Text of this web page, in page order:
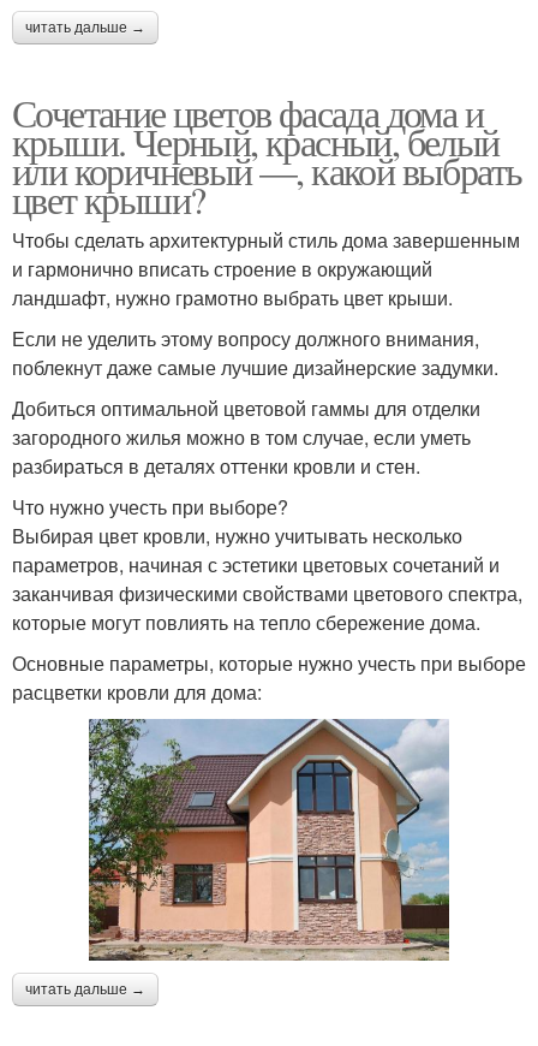
читать дальше →
Сочетание цветов фасада дома и
крыши. Черный, красный, белый
или коричневый —, какой выбрать
цвет крыши?
Чтобы сделать архитектурный стиль дома завершенным
и гармонично вписать строение в окружающий
ландшафт, нужно грамотно выбрать цвет крыши.
Если не уделить этому вопросу должного внимания,
поблекнут даже самые лучшие дизайнерские задумки.
Добиться оптимальной цветовой гаммы для отделки
загородного жилья можно в том случае, если уметь
разбираться в деталях оттенки кровли и стен.
Что нужно учесть при выборе?
Выбирая цвет кровли, нужно учитывать несколько
параметров, начиная с эстетики цветовых сочетаний и
заканчивая физическими свойствами цветового спектра,
которые могут повлиять на тепло сбережение дома.
Основные параметры, которые нужно учесть при выборе
расцветки кровли для дома:
читать дальше →